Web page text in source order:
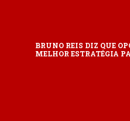
BRUNO REIS DIZ QUE
MELHOR ESTRATÉGIA